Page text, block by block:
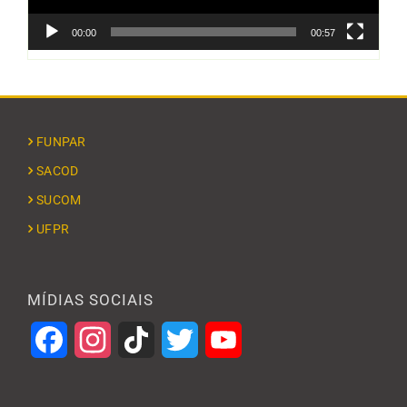
00:00 00:57
FUNPAR
SACOD
SUCOM
UFPR
MÍDIAS SOCIAIS
FacebookInstagramTikTok Twitter